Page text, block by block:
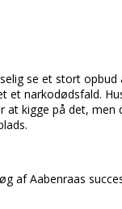
se et stort
et narkodødsfald.
at kigge på det, men
af Aabenraas